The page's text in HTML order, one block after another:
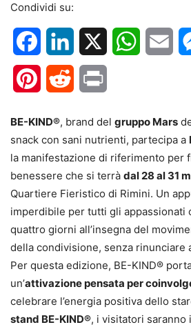
Condividi su:
FacebookLinkedIn
PinterestReddit
BE-KIND®, brand del gruppo Mars
snack con sani nutrienti, partecipa a
la manifestazione di riferimento per
benessere che si terrà dal 28 al 31
Quartiere Fieristico di Rimini. Un
imperdibile per tutti gli appassionati
quattro giorni all’insegna del
della condivisione, senza rinunciare
Per questa edizione, BE-KIND®
un’attivazione pensata per
celebrare l’energia positiva dello
stand BE-KIND®, i visitatori saranno